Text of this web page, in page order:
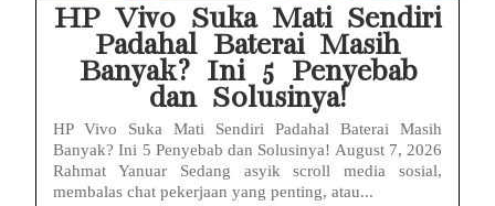
HP Vivo Suka Mati Sendiri
Padahal Baterai Masih
Banyak? Ini 5 Penyebab
dan Solusinya!
HP Vivo Suka Mati Sendiri Padahal Baterai Masih
Banyak? Ini 5 Penyebab dan Solusinya! August 7, 2026
Rahmat Yanuar Sedang asyik scroll media sosial,
membalas chat pekerjaan yang penting, atau...